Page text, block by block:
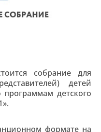
собрание для
детей
детского
формате на